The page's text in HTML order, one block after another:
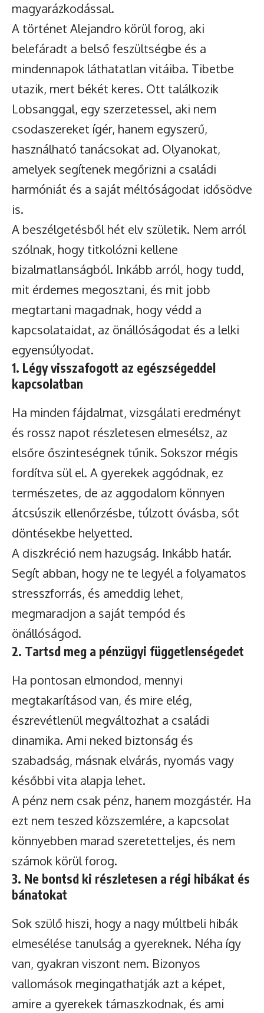
magyarázkodással.
A történet Alejandro körül forog, aki
belefáradt a belső feszültségbe és a
mindennapok láthatatlan vitáiba. Tibetbe
utazik, mert békét keres. Ott találkozik
Lobsanggal, egy szerzetessel, aki nem
csodaszereket ígér, hanem egyszerű,
használható tanácsokat ad. Olyanokat,
amelyek segítenek megőrizni a családi
harmóniát és a saját méltóságodat idősödve
is.
A beszélgetésből hét elv születik. Nem arról
szólnak, hogy titkolózni kellene
bizalmatlanságból. Inkább arról, hogy tudd,
mit érdemes megosztani, és mit jobb
megtartani magadnak, hogy védd a
kapcsolataidat, az önállóságodat és a lelki
egyensúlyodat.
1. Légy visszafogott az egészségeddel
kapcsolatban
Ha minden fájdalmat, vizsgálati eredményt
és rossz napot részletesen elmesélsz, az
elsőre őszinteségnek tűnik. Sokszor mégis
fordítva sül el. A gyerekek aggódnak, ez
természetes, de az aggodalom könnyen
átcsúszik ellenőrzésbe, túlzott óvásba, sőt
döntésekbe helyetted.
A diszkréció nem hazugság. Inkább határ.
Segít abban, hogy ne te legyél a folyamatos
stresszforrás, és ameddig lehet,
megmaradjon a saját tempód és
önállóságod.
2. Tartsd meg a pénzügyi függetlenségedet
Ha pontosan elmondod, mennyi
megtakarításod van, és mire elég,
észrevétlenül megváltozhat a családi
dinamika. Ami neked biztonság és
szabadság, másnak elvárás, nyomás vagy
későbbi vita alapja lehet.
A pénz nem csak pénz, hanem mozgástér. Ha
ezt nem teszed közszemlére, a kapcsolat
könnyebben marad szeretetteljes, és nem
számok körül forog.
3. Ne bontsd ki részletesen a régi hibákat és
bánatokat
Sok szülő hiszi, hogy a nagy múltbeli hibák
elmesélése tanulság a gyereknek. Néha így
van, gyakran viszont nem. Bizonyos
vallomások megingathatják azt a képet,
amire a gyerekek támaszkodnak, és ami